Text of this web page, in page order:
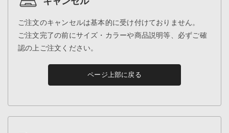
ご注文のキャンセルは基本的に受け付けておりません。
ご注文完了の前にサイズ・カラーや商品説明等、必ずご確
認の上ご注文ください。
ページ上部に戻る